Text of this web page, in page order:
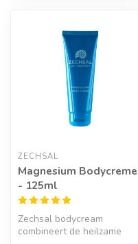
ZECHSAL
Magnesium Bodycreme
- 125ml
Zechsal bodycream
combineert de heilzame